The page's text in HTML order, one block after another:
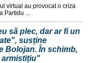
virtual au provocat o criza
Partidu ...
să plec, dar ar fi un
susține
Bolojan. În schimb,
armistițiu"